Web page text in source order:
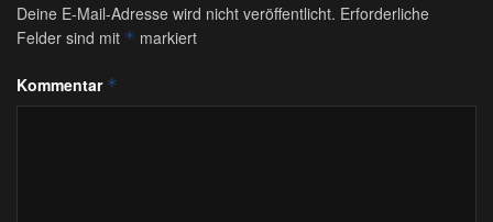
Deine E-Mail-Adresse wird nicht veröffentlicht. Erforderliche
Felder sind mit * markiert
Kommentar *